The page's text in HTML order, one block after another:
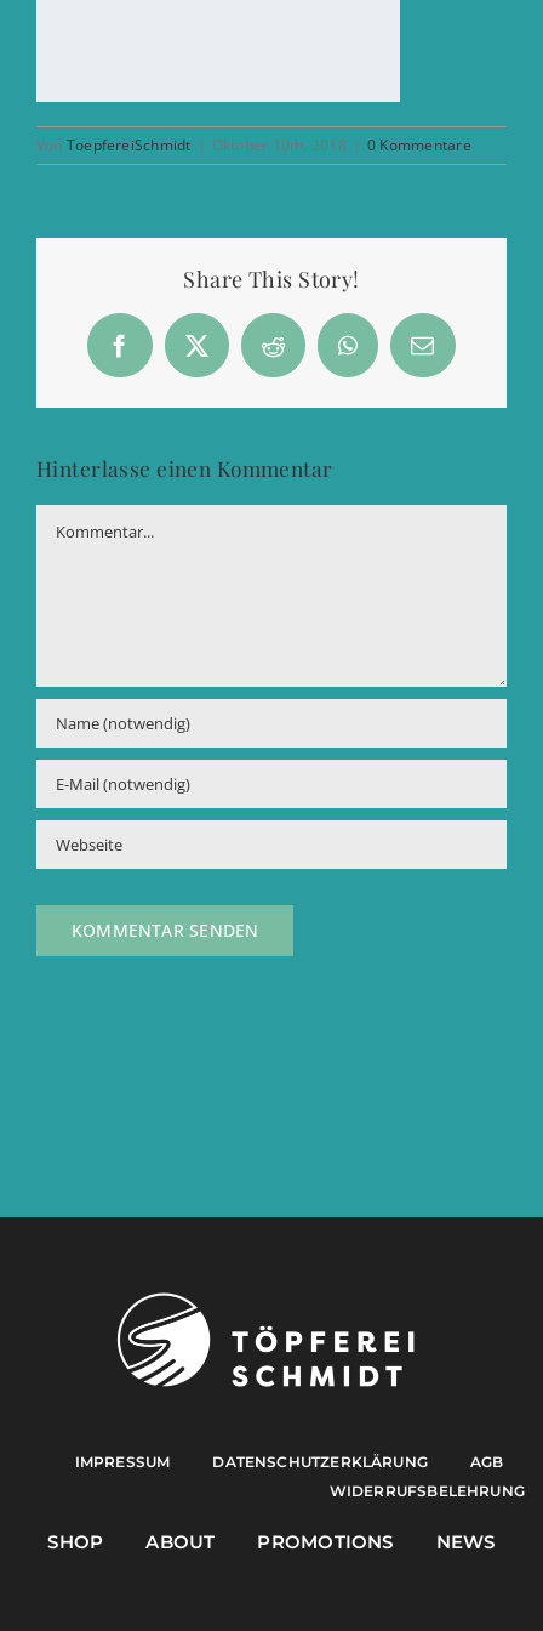
Von ToepfereiSchmidt | Oktober 10th, 2018 | 0 Kommentare
Share This Story!
Facebook
X Reddit WhatsApp
E-
Mail
Hinterlasse einen Kommentar
IMPRESSUM DATENSCHUTZERKLÄRUNG
AGB
WIDERRUFSBELEHRUNG
SHOP ABOUT PROMOTIONS NEWS